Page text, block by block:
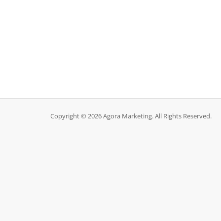
Copyright © 2026 Agora Marketing. All Rights Reserved.